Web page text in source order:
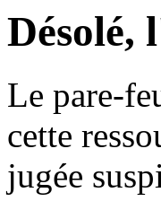
Désolé,
Le pare-
cette
jugée